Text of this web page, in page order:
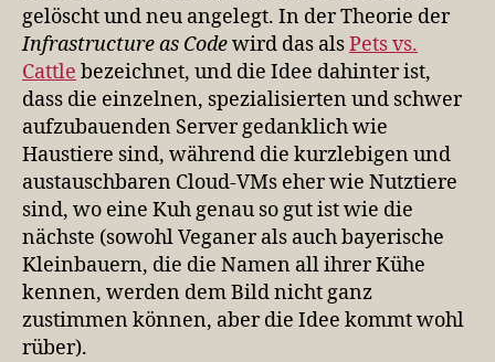
gelöscht und neu angelegt. In der Theorie der
Infrastructure as Codewird das alsPets vs.
Cattle bezeichnet, und die Idee dahinter ist,
dass die einzelnen, spezialisierten und schwer
aufzubauenden Server gedanklich wie
Haustiere sind, während die kurzlebigen und
austauschbaren Cloud-VMs eher wie Nutztiere
sind, wo eine Kuh genau so gut ist wie die
nächste (sowohl Veganer als auch bayerische
Kleinbauern, die die Namen all ihrer Kühe
kennen, werden dem Bild nicht ganz
zustimmen können, aber die Idee kommt wohl
rüber).